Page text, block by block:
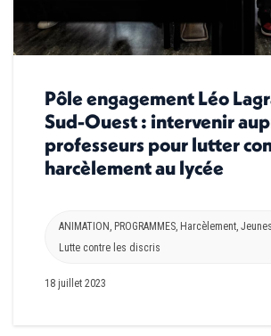
Pôle engagement Léo
Sud-Ouest : intervenir
professeurs pour lutter
harcèlement au lycée
ANIMATION , PROGRAMMES, Harcèlement,
Lutte contre les discris
18 juillet 2023